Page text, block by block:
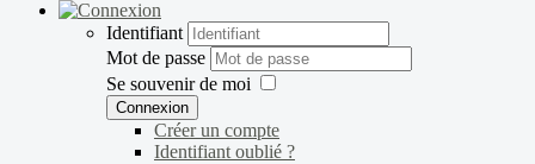
Identifiant
Mot de passe
Se souvenir de moi
Connexion
Créer un compte
Identifiant oublié ?